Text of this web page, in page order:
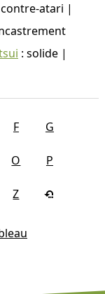
atari |
: solide |
F G
O P
Z